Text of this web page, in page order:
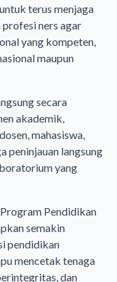
terus menjaga
ners agar
yang kompeten,
maupun
secara
akademik,
mahasiswa,
peninjauan langsung
yang
Program Pendidikan
semakin
pendidikan
mencetak tenaga
dan